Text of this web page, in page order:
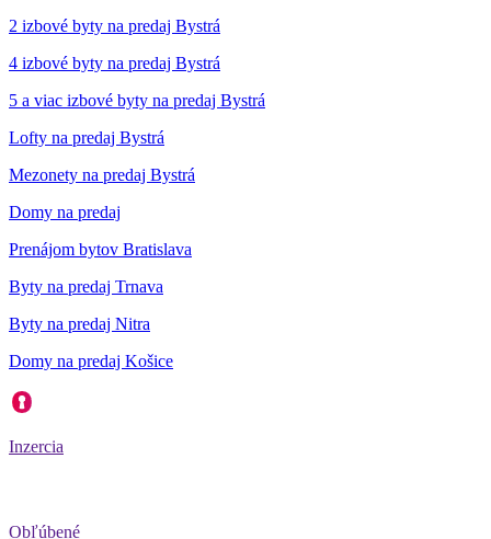
2 izbové byty na predaj Bystrá
4 izbové byty na predaj Bystrá
5 a viac izbové byty na predaj Bystrá
Lofty na predaj Bystrá
Mezonety na predaj Bystrá
Domy na predaj
Prenájom bytov Bratislava
Byty na predaj Trnava
Byty na predaj Nitra
Domy na predaj Košice
Inzercia
Obľúbené